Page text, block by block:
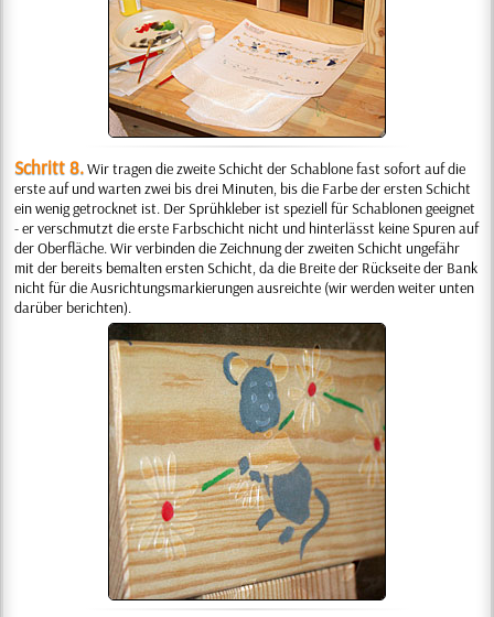
Schritt 8.Wir tragen die zweite Schicht der Schablone fast sofort auf die
erste auf und warten zwei bis drei Minuten, bis die Farbe der ersten Schicht
ein wenig getrocknet ist. Der Sprühkleber ist speziell für Schablonen geeignet
- er verschmutzt die erste Farbschicht nicht und hinterlässt keine Spuren auf
der Oberfläche. Wir verbinden die Zeichnung der zweiten Schicht ungefähr
mit der bereits bemalten ersten Schicht, da die Breite der Rückseite der Bank
nicht für die Ausrichtungsmarkierungen ausreichte (wir werden weiter unten
darüber berichten).